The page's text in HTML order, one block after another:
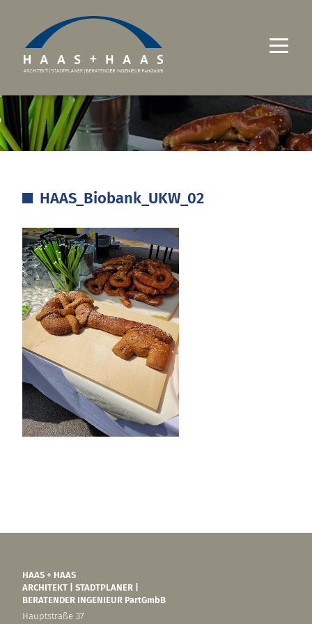
UNTERNEHMEN
PROJEKTE
KARRIERE
KONTAKT
HAAS_Biobank_UKW_02
HAAS + HAAS
ARCHITEKT | STADTPLANER |
BERATENDER INGENIEUR PartGmbB
Hauptstraße 37